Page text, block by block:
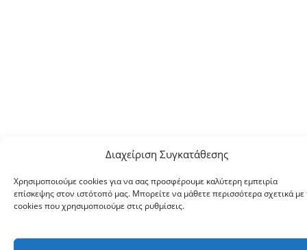
Διαχείριση Συγκατάθεσης
Χρησιμοποιούμε cookies για να σας προσφέρουμε καλύτερη εμπειρία
επίσκεψης στον ιστότοπό μας. Μπορείτε να μάθετε περισσότερα σχετικά με
cookies που χρησιμοποιούμε στις ρυθμίσεις.